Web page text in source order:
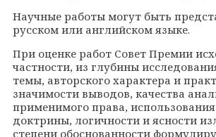
Научные работы могут быть
русском или английском языке.
При оценке работ Совет Премии
частности, из глубины
темы, авторского характера и
значимости выводов, качества
применимого права,
доктрины, логичности и ясности
степени обоснованности